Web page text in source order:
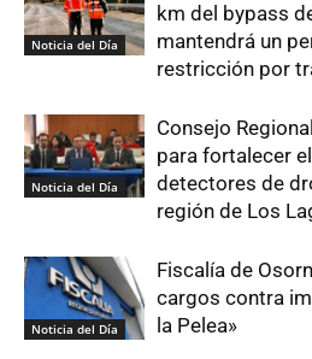
Noticia del Día
km del bypass
mantendrá un
restricción por
Noticia del Día
Consejo
para fortalecer
detectores de
región de Los
Noticia del Día
Fiscalía de
cargos contra
la Pelea»